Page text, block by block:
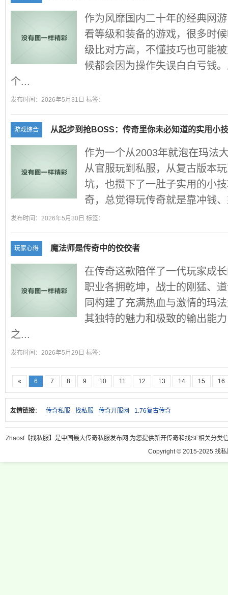
作为风靡国内二十年的经典网
看等级和装备的游戏，很多时
级比对方高，不懂技巧也可能
候都会因为操作失误白白亏钱
个...
发布时间：2026年5月31日 标签：
游戏综合 从起步到抢BOSS：传奇里你未必知道的实用小
作为一个从2003年就泡在玛法
从官服玩到私服，从复古版本
坑，也攒下了一肚子实用的小
奇，总觉得玩传奇就是靠冲钱
发布时间：2026年5月30日 标签：
玩家心得 魔法师是传奇中的佼佼者
在传奇这款陪伴了一代玩家成
职业各拥乾坤，战士的刚猛、
同构建了充满热血与激情的玛
其独特的魅力和极致的输出能
之...
发布时间：2026年5月29日 标签：
« 6 7 8 9 10 11 12 13 14 15 16
友情链接： 传奇私服 找私服 传奇开服网 1.76复古传奇
Zhaosf【找私服】是中国最大传奇私服发布网,为您提供新开传奇和找SF相关分
Copyright © 2015-2025 找